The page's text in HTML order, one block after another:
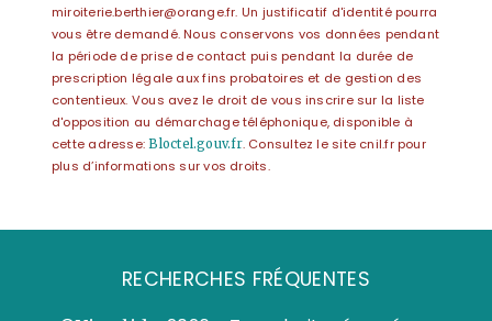
miroiterie.berthier@orange.fr. Un justificatif d'identité pourra
vous être demandé. Nous conservons vos données pendant
la période de prise de contact puis pendant la durée de
prescription légale aux fins probatoires et de gestion des
contentieux. Vous avez le droit de vous inscrire sur la liste
d'opposition au démarchage téléphonique, disponible à
cette adresse:
Bloctel.gouv.fr. Consultez le site cnil.fr pour
plus d’informations sur vos droits.
RECHERCHES FRÉQUENTES